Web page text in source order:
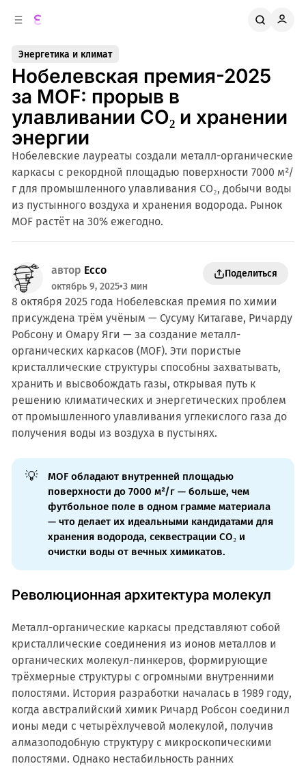
Энергетика и климат
Нобелевская премия-2025
за MOF: прорыв в
улавливании CO₂ и хранении
энергии
Нобелевские лауреаты создали металл-органические
каркасы с рекордной площадью поверхности 7000 м²/
г для промышленного улавливания CO₂, добычи воды
из пустынного воздуха и хранения водорода. Рынок
MOF растёт на 30% ежегодно.
автор Ecco
октябрь 9, 2025•3 мин
Поделиться
8 октября 2025 года Нобелевская премия по химии
присуждена трём учёным — Сусуму Китагаве, Ричарду
Робсону и Омару Яги — за создание металл-
органических каркасов (MOF). Эти пористые
кристаллические структуры способны захватывать,
хранить и высвобождать газы, открывая путь к
решению климатических и энергетических проблем
от промышленного улавливания углекислого газа до
получения воды из воздуха в пустынях.
💡
MOF обладают внутренней площадью
поверхности до 7000 м²/г — больше, чем
футбольное поле в одном грамме материала
— что делает их идеальными кандидатами для
хранения водорода, секвестрации CO₂ и
очистки воды от вечных химикатов.
Революционная архитектура молекул
Металл-органические каркасы представляют собой
кристаллические соединения из ионов металлов и
органических молекул-линкеров, формирующие
трёхмерные структуры с огромными внутренними
полостями. История разработки началась в 1989 году,
когда австралийский химик Ричард Робсон соединил
ионы меди с четырёхлучевой молекулой, получив
алмазоподобную структуру с микроскопическими
полостями. Однако нестабильность ранних